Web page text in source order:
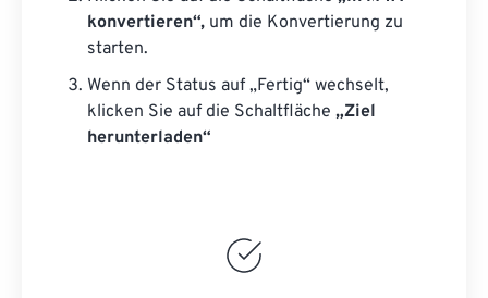
konvertieren“, um die Konvertierung zu
starten.
Wenn der Status auf „Fertig“ wechselt,
klicken Sie auf die Schaltfläche „Ziel
herunterladen“